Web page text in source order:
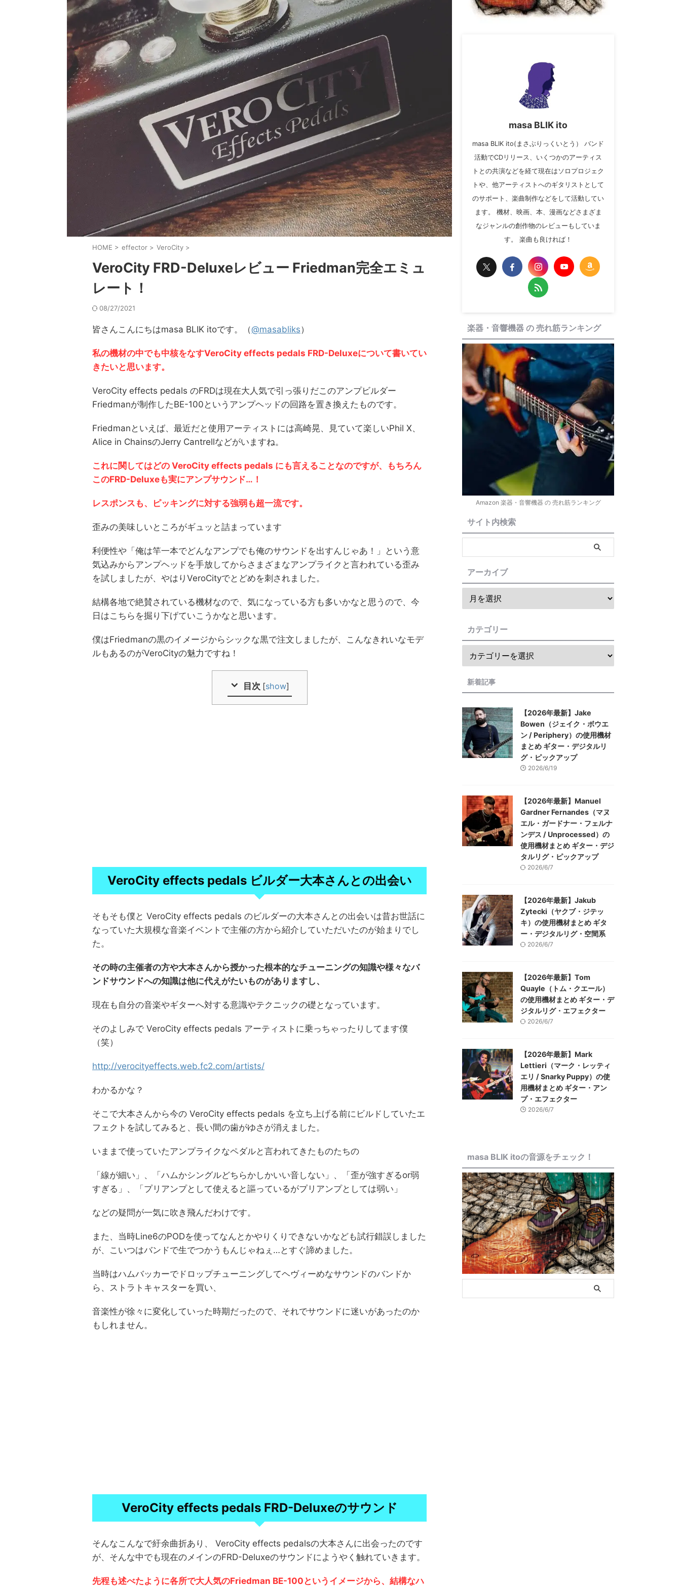
HOME > effector > VeroCity >
VeroCity FRD-Deluxeレビュー Friedman完全エミュ
レート！
08/27/2021
皆さんこんにちはmasa BLIK itoです。（@masabliks）
私の機材の中でも中核をなすVeroCity effects pedals FRD-Deluxeについて書いてい
きたいと思います。
VeroCity effects pedals のFRDは現在大人気で引っ張りだこのアンプビルダー
Friedmanが制作したBE-100というアンプヘッドの回路を置き換えたものです。
Friedmanといえば、最近だと使用アーティストには高崎晃、見ていて楽しいPhil X、
Alice in ChainsのJerry Cantrellなどがいますね。
これに関してはどの VeroCity effects pedals にも言えることなのですが、もちろん
このFRD-Deluxeも実にアンプサウンド…！
レスポンスも、ピッキングに対する強弱も超一流です。
歪みの美味しいところがギュッと詰まっています
利便性や「俺は竿一本でどんなアンプでも俺のサウンドを出すんじゃあ！」という意
気込みからアンプヘッドを手放してからさまざまなアンプライクと言われている歪み
を試しましたが、やはりVeroCityでとどめを刺されました。
結構各地で絶賛されている機材なので、気になっている方も多いかなと思うので、今
日はこちらを掘り下げていこうかなと思います。
僕はFriedmanの黒のイメージからシックな黒で注文しましたが、こんなきれいなモデ
ルもあるのがVeroCityの魅力ですね！
目次 [show]
VeroCity effects pedals ビルダー大本さんとの出会い
そもそも僕と VeroCity effects pedals のビルダーの大本さんとの出会いは昔お世話に
なっていた大規模な音楽イベントで主催の方から紹介していただいたのが始まりでし
た。
その時の主催者の方や大本さんから授かった根本的なチューニングの知識や様々なバ
ンドサウンドへの知識は他に代えがたいものがありますし、
現在も自分の音楽やギターへ対する意識やテクニックの礎となっています。
そのよしみで VeroCity effects pedals アーティストに乗っちゃったりしてます僕
（笑）
http://verocityeffects.web.fc2.com/artists/
わかるかな？
そこで大本さんから今の VeroCity effects pedals を立ち上げる前にビルドしていたエ
フェクトを試してみると、長い間の歯がゆさが消えました。
いままで使っていたアンプライクなペダルと言われてきたものたちの
「線が細い」、「ハムかシングルどちらかしかいい音しない」、「歪が強すぎるor弱
すぎる」、「プリアンプとして使えると謳っているがプリアンプとしては弱い」
などの疑問が一気に吹き飛んだわけです。
また、当時Line6のPODを使ってなんとかやりくりできないかなども試行錯誤しました
が、こいつはバンドで生でつかうもんじゃねぇ…とすぐ諦めました。
当時はハムバッカーでドロップチューニングしてヘヴィーめなサウンドのバンドか
ら、ストラトキャスターを買い、
音楽性が徐々に変化していった時期だったので、それでサウンドに迷いがあったのか
もしれません。
VeroCity effects pedals FRD-Deluxeのサウンド
そんなこんなで紆余曲折あり、 VeroCity effects pedalsの大本さんに出会ったのです
が、そんな中でも現在のメインのFRD-Deluxeのサウンドにようやく触れていきます。
先程も述べたように各所で大人気のFriedman BE-100というイメージから、結構なハ
masa BLIK ito
masa BLIK ito(まさぶりっくいとう） バンド
活動でCDリリース、いくつかのアーティス
トとの共演などを経て現在はソロプロジェク
トや、他アーティストへのギタリストとして
のサポート、楽曲制作などをして活動してい
ます。 機材、映画、本、漫画などさまざま
なジャンルの創作物のレビューもしていま
す。 楽曲も良ければ！
楽器・音響機器 の 売れ筋ランキング
Amazon 楽器・音響機器 の 売れ筋ランキング
サイト内検索
アーカイブ
カテゴリー
新着記事
【2026年最新】Jake
Bowen（ジェイク・ボウエ
ン / Periphery）の使用機材
まとめ ギター・デジタルリ
グ・ピックアップ
2026/6/19
【2026年最新】Manuel
Gardner Fernandes（マヌ
エル・ガードナー・フェルナ
ンデス / Unprocessed）の
使用機材まとめ ギター・デジ
タルリグ・ピックアップ
2026/6/7
【2026年最新】Jakub
Zytecki（ヤクブ・ジテッ
キ）の使用機材まとめ ギタ
ー・デジタルリグ・空間系
2026/6/7
【2026年最新】Tom
Quayle（トム・クエール）
の使用機材まとめ ギター・デ
ジタルリグ・エフェクター
2026/6/7
【2026年最新】Mark
Lettieri（マーク・レッティ
エリ / Snarky Puppy）の使
用機材まとめ ギター・アン
プ・エフェクター
2026/6/7
masa BLIK itoの音源をチェック！